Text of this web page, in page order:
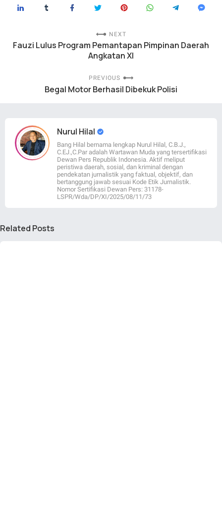
NEXT
Fauzi Lulus Program Pemantapan Pimpinan Daerah
Angkatan XI
PREVIOUS
Begal Motor Berhasil Dibekuk Polisi
Nurul Hilal
Bang Hilal bernama lengkap Nurul Hilal, C.B.J.,
C.EJ.,C.Par adalah Wartawan Muda yang tersertifikasi
Dewan Pers Republik Indonesia. Aktif meliput
peristiwa daerah, sosial, dan kriminal dengan
pendekatan jurnalistik yang faktual, objektif, dan
bertanggung jawab sesuai Kode Etik Jurnalistik.
Nomor Sertifikasi Dewan Pers: 31178-
LSPR/Wda/DP/XI/2025/08/11/73
Related Posts